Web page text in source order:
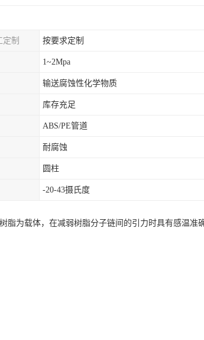
定制 按要求定制
1~2Mpa
输送腐蚀性化学物质
库存充足
ABS/PE管道
耐腐蚀
圆柱
-20-43摄氏度
脂为载体，在减弱树脂分子链间的引力时具有感温准